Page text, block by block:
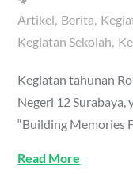
Artikel Berita
Kegiatan Sekolah
Kegiatan tahunan
Negeri 12 Surabaya,
“Building Memories
Read More